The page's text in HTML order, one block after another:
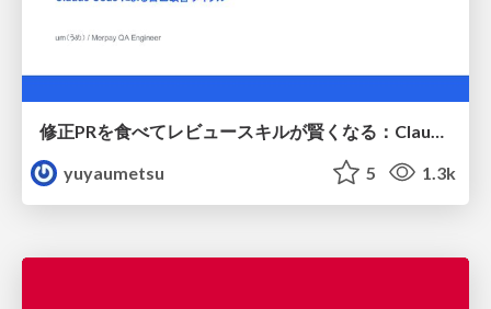
yuyaumetsu
5 1.3k